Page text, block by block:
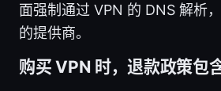
面强制通过 VPN 的 DNS 解析
的提供商。
购买 VPN 时，退款政策包